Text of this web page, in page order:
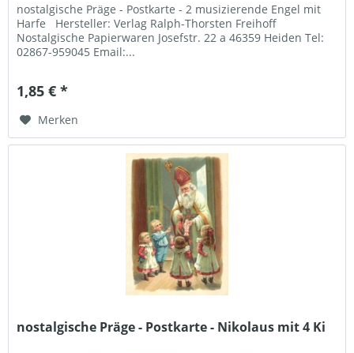
nostalgische Präge - Postkarte - 2 musizierende Engel mit
Harfe Hersteller: Verlag Ralph-Thorsten Freihoff
Nostalgische Papierwaren Josefstr. 22 a 46359 Heiden Tel:
02867-959045 Email:...
1,85 € *
Merken
nostalgische Präge - Postkarte - Nikolaus mit 4 Ki